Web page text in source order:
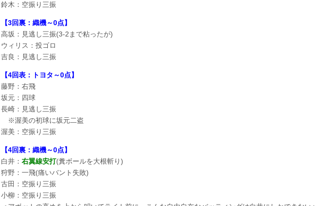
鈴木：空振り三振
【3回裏：織機～0点】
高坂：見逃し三振(3-2まで粘ったが)
ウィリス：投ゴロ
吉良：見逃し三振
【4回表：トヨタ～0点】
藤野：右飛
坂元：四球
長崎：見逃し三振
※渥美の初球に坂元二盗
渥美：空振り三振
【4回裏：織機～0点】
白井： 右翼線安打(糞ボールを大根斬り)
狩野：一飛(痛いバント失敗)
古田：空振り三振
小柳：空振り三振